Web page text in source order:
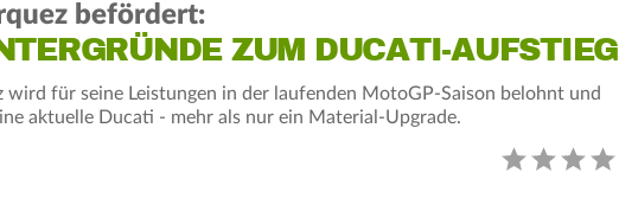
befördert:
ZUM DUCATI-AUFSTIEG
wird für seine Leistungen in der laufenden MotoGP-Saison belohnt und
aktuelle Ducati - mehr als nur ein Material-Upgrade.